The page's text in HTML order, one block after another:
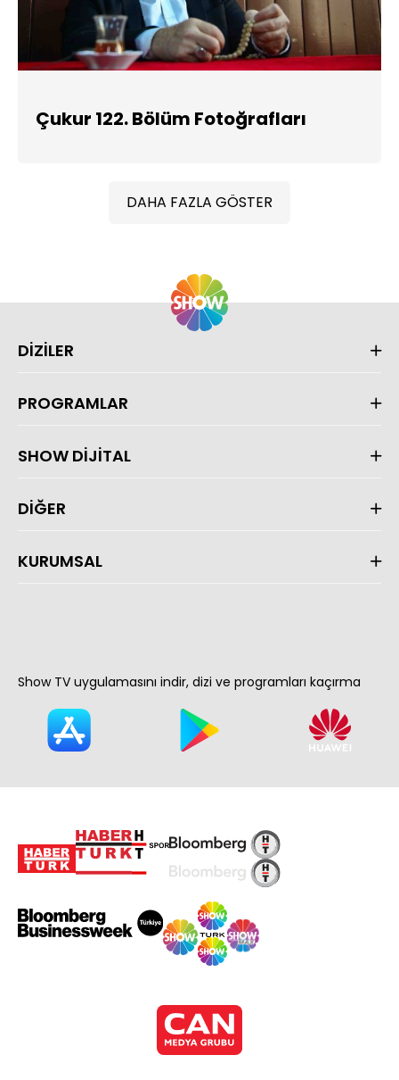
Çukur 122. Bölüm Fotoğrafları
DAHA FAZLA GÖSTER
DİZİLER
PROGRAMLAR
SHOW DİJİTAL
DİĞER
KURUMSAL
Show TV uygulamasını indir, dizi ve programları kaçırma